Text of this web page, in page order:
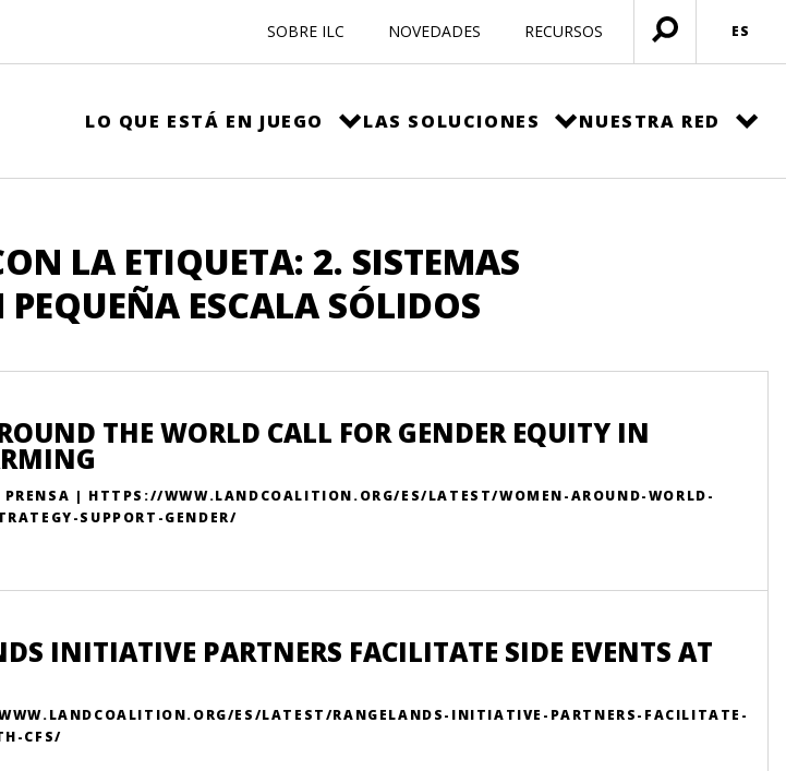
SOBRE ILC NOVEDADES RECURSOS
Menú
abierto
ES
LO QUE ESTÁ EN JUEGO LAS SOLUCIONES NUESTRA RED
LA ETIQUETA: 2. SISTEMAS
ESCALA SÓLIDOS
THE WORLD CALL FOR GENDER EQUITY IN
PRENSA | HTTPS://WWW.LANDCOALITION.ORG/ES/LATEST/WOMEN-AROUND-WORLD-
SUPPORT-GENDER/
INITIATIVE PARTNERS FACILITATE SIDE EVENTS AT
ES/LATEST/RANGELANDS-INITIATIVE-PARTNERS-FACILITATE-
CFS/